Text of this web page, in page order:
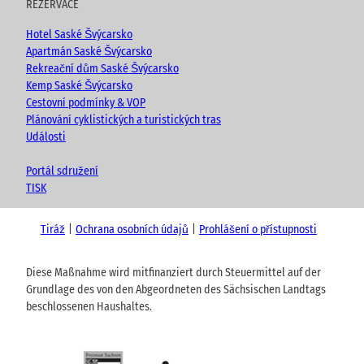
REZERVACE
Hotel Saské Švýcarsko
Apartmán Saské Švýcarsko
Rekreační dům Saské Švýcarsko
Kemp Saské Švýcarsko
Cestovní podmínky & VOP
Plánování cyklistických a turistických tras
Události
Portál sdružení
TISK
Tiráž Ochrana osobních údajů Prohlášení o přístupnosti
Diese Maßnahme wird mitfinanziert durch Steuermittel auf der
Grundlage des von den Abgeordneten des Sächsischen Landtags
beschlossenen Haushaltes.